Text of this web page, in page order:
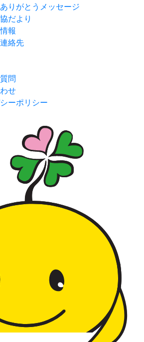
りがとうメッセージ
だより
報
絡先
問
せ
ーポリシー